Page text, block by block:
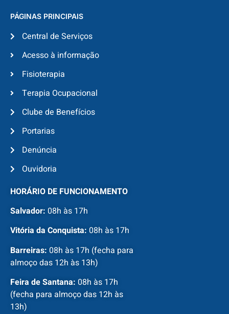
PÁGINAS PRINCIPAIS
Central de Serviços
Acesso à informação
Fisioterapia
Terapia Ocupacional
Clube de Benefícios
Portarias
Denúncia
Ouvidoria
HORÁRIO DE FUNCIONAMENTO
Salvador: 08h às 17h
Vitória da Conquista: 08h às 17h
Barreiras: 08h às 17h (fecha para
almoço das 12h às 13h)
Feira de Santana: 08h às 17h
(fecha para almoço das 12h às
13h)